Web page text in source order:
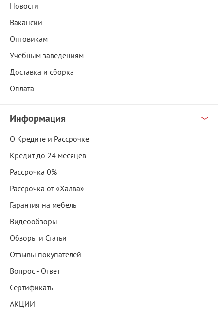
Новости
Вакансии
Оптовикам
Учебным заведениям
Доставка и сборка
Оплата
Информация
О Кредите и Рассрочке
Кредит до 24 месяцев
Рассрочка 0%
Рассрочка от «Халва»
Гарантия на мебель
Видеообзоры
Обзоры и Статьи
Отзывы покупателей
Вопрос - Ответ
Сертификаты
АКЦИИ